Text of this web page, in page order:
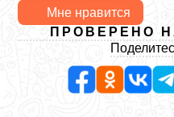
Мне нравится
ПРОВЕРЕНО